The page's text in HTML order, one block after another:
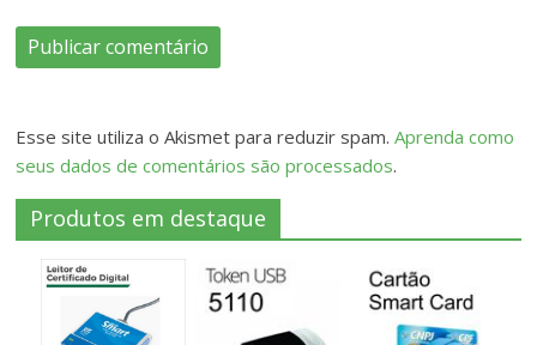
Esse site utiliza o Akismet para reduzir spam.Aprenda como
seus dados de comentários são processados.
Produtos em destaque